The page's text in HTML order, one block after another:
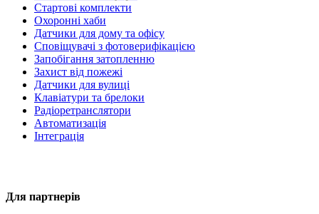
Стартові комплекти
Охоронні хаби
Датчики для дому та офісу
Сповіщувачі з фотоверифікацією
Запобігання затопленню
Захист від пожежі
Датчики для вулиці
Клавіатури та брелоки
Радіоретранслятори
Автоматизація
Інтеграція
Для партнерів